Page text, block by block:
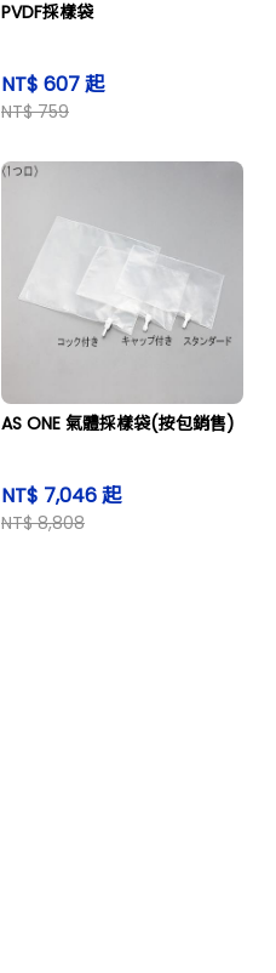
PVDF採樣袋
NT$ 607 起
NT$ 759
AS ONE 氣體採樣袋(按包銷售)
NT$ 7,046 起
NT$ 8,808